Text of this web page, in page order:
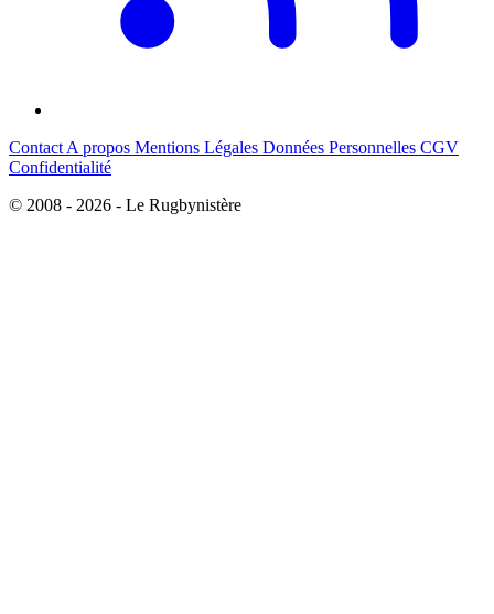
Contact A propos Mentions Légales Données Personnelles CGV
Confidentialité
© 2008 - 2026 - Le Rugbynistère